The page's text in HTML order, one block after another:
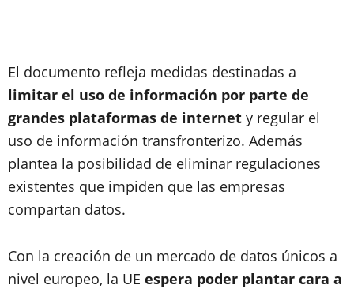
El documento refleja medidas destinadas a
limitar el uso de información por parte de
grandes plataformas de internet y regular el
uso de información transfronterizo. Además
plantea la posibilidad de eliminar regulaciones
existentes que impiden que las empresas
compartan datos.
Con la creación de un mercado de datos únicos a
nivel europeo, la UE espera poder plantar cara a